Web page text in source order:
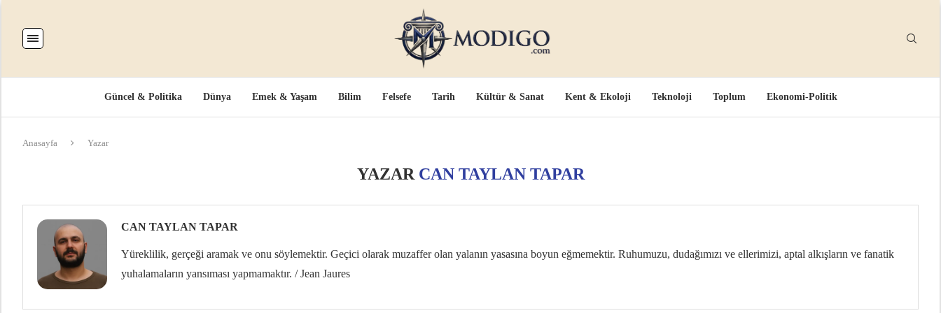
Güncel & Politika Dünya Emek & Yaşam Bilim Felsefe Tarih Kültür & Sanat Kent & Ekoloji Teknoloji Toplum Ekonomi-Politik
Anasayfa Yazar
YAZAR CAN TAYLAN TAPAR
CAN TAYLAN TAPAR
Yüreklilik, gerçeği aramak ve onu söylemektir. Geçici olarak muzaffer olan yalanın yasasına boyun eğmemektir. Ruhumuzu, dudağımızı ve ellerimizi, aptal alkışların ve fanatik
yuhalamaların yansıması yapmamaktır. / Jean Jaures